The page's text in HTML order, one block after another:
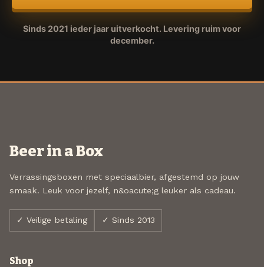
Sinds 2021 ieder jaar uitverkocht. Levering ruim voor
december.
Beer in a Box
Verrassingsboxen met speciaalbier, afgestemd op jouw
smaak. Leuk voor jezelf, n&oacute;g leuker als cadeau.
✓ Veilige betaling ✓ Sinds 2013
Shop